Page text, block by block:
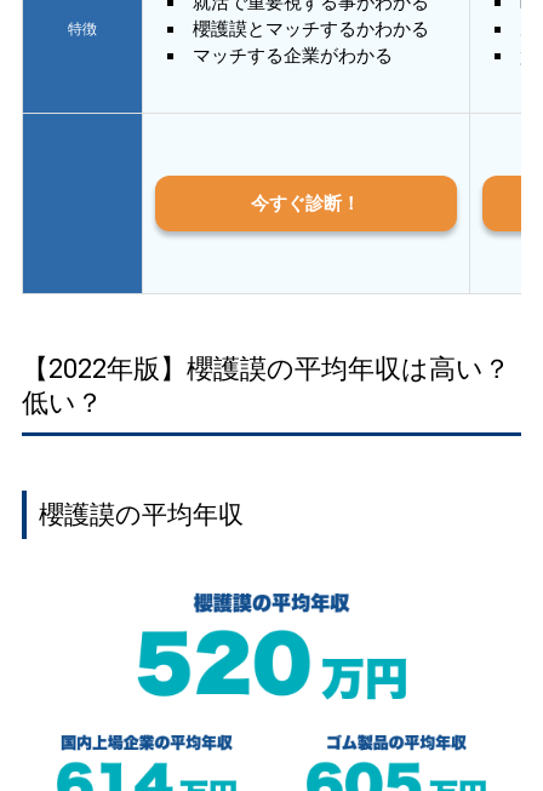
特徴
櫻護謨とマッチするかわかる
マッチする企業がわかる
質
今すぐ診断！
【2022年版】櫻護謨の平均年収は高い？
低い？
櫻護謨の平均年収